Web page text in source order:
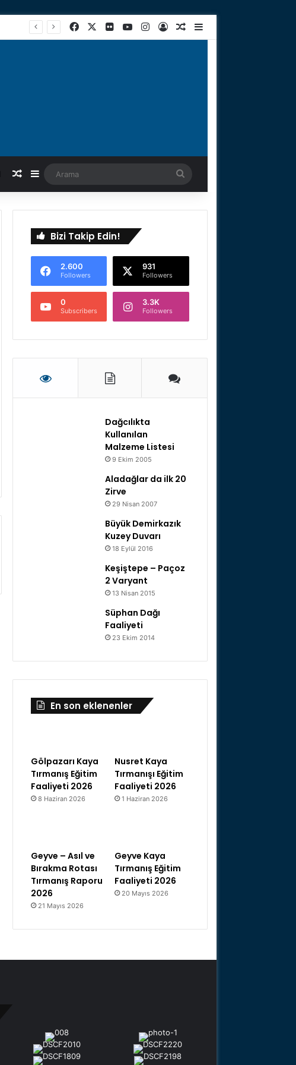
FacebookFlickrYouTubeInstagram
Kayıt OlRastgele Makale
Kenar Bölmesi
Rastgele Makale
Kenar Bölmesi
Bizi Takip Edin!
2.600
Followers
931
Followers
0
Subscribers
3.3K
Followers
Dağcılıkta
Kullanılan
Malzeme Listesi
9 Ekim 2005
Aladağlar da ilk 20
Zirve
29 Nisan 2007
Büyük Demirkazık
Kuzey Duvarı
18 Eylül 2016
Keşiştepe – Paçoz
2 Varyant
13 Nisan 2015
Süphan Dağı
Faaliyeti
23 Ekim 2014
En son eklenenler
Gölpazarı Kaya
Tırmanış Eğitim
Faaliyeti 2026
8 Haziran 2026
Nusret Kaya
Tırmanışı Eğitim
Faaliyeti 2026
1 Haziran 2026
Geyve – Asıl ve
Bırakma Rotası
Tırmanış Raporu
2026
21 Mayıs 2026
Geyve Kaya
Tırmanış Eğitim
Faaliyeti 2026
20 Mayıs 2026